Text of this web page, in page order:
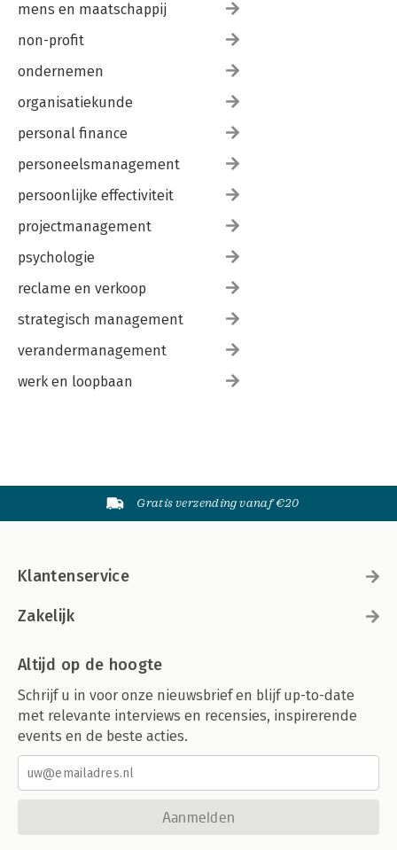
mens en maatschappij
non-profit
ondernemen
organisatiekunde
personal finance
personeelsmanagement
persoonlijke effectiviteit
projectmanagement
psychologie
reclame en verkoop
strategisch management
verandermanagement
werk en loopbaan
Gratis verzending vanaf €20
Klantenservice
Zakelijk
Altijd op de hoogte
Schrijf u in voor onze nieuwsbrief en blijf up-to-date
met relevante interviews en recensies, inspirerende
events en de beste acties.
Aanmelden